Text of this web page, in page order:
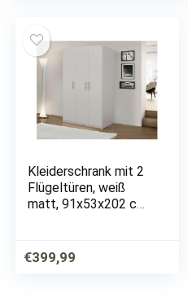
Kleiderschrank mit 2
Flügeltüren, weiß
matt, 91x53x202 cm,
€399,99